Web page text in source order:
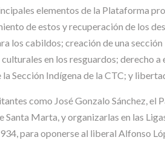
elementos de la Plataforma
de estos y recuperación de los
los cabildos; creación de una
en los resguardos;
Sección Indígena de la CTC; y
como José Gonzalo Sánchez, el
Santa Marta, y organizarlas en las
para oponerse al liberal Alfonso